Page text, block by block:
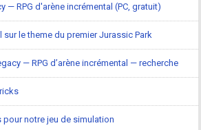
— RPG d'arène incrémental (PC, gratuit)
sur le theme du premier Jurassic Park
— RPG d’arène incrémental — recherche
pour notre jeu de simulation